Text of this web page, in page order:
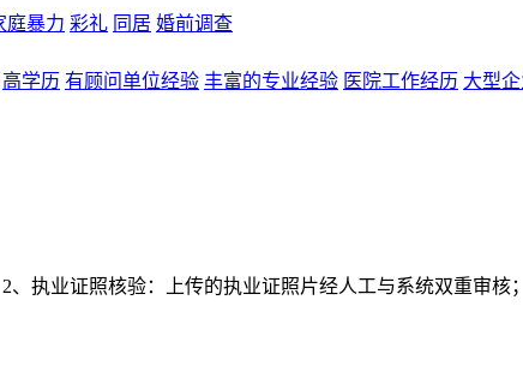
庭暴力 彩礼 同居 婚前调查
高学历 有顾问单位经验 丰富的专业经验 医院工作经历 大型
执业证照核验：上传的执业证照片经人工与系统双重审核